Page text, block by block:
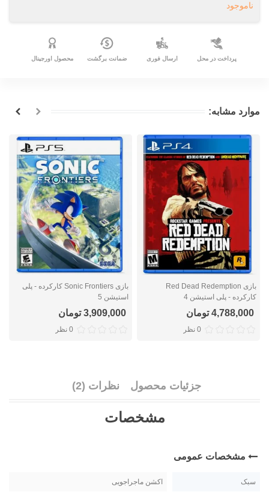
ناموجود
پرداخت در محل ارسال فوری ضمانت برگشت محصول اورجینال
موارد مشابه:
بازی Red Dead Redemption
کارکرده - پلی استیشن 4
4,788,000 تومان
0 نظر
بازی Sonic Frontiers کارکرده - پلی
استیشن 5
3,909,000 تومان
0 نظر
جزئیات محصول نظرات (2)
مشخصات
مشخصات عمومی
سبک اکشن ماجراجویی